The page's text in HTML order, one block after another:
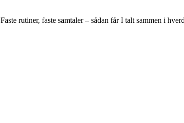
Faste rutiner, faste samtaler – sådan får I talt sammen i